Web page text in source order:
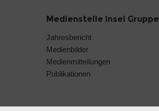
Medienstelle Insel Gruppe
Jahresbericht
Medienbilder
Medienmitteilungen
Publikationen